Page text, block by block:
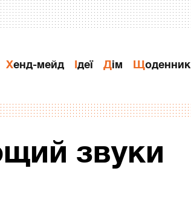
Хенд-мейд Ідеї Дiм Щоденник
звуки